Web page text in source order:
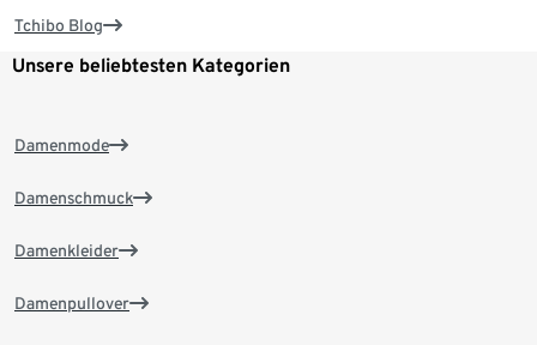
Tchibo Blog
Unsere beliebtesten Kategorien
Damenmode
Damenschmuck
Damenkleider
Damenpullover